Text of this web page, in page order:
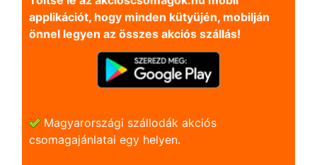
applikációt, hogy minden kütyüjén, mobilján
önnel legyen az összes akciós szállás!
Magyarországi szállodák akciós
csomagajánlatai egy helyen.